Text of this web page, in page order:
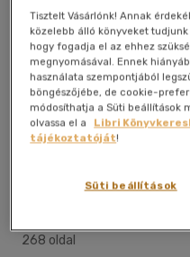
(1
268 oldal
Tisztelt Vásárlónk! Annak
közelebb álló könyveket
hogy fogadja el az ehhez
megnyomásával. Ennek
használata szempontjából
böngészőjébe, de cookie-
módosíthatja a Süti beállítások
olvassa el a
Libri
tájékoztatóját!
Süti beállítások